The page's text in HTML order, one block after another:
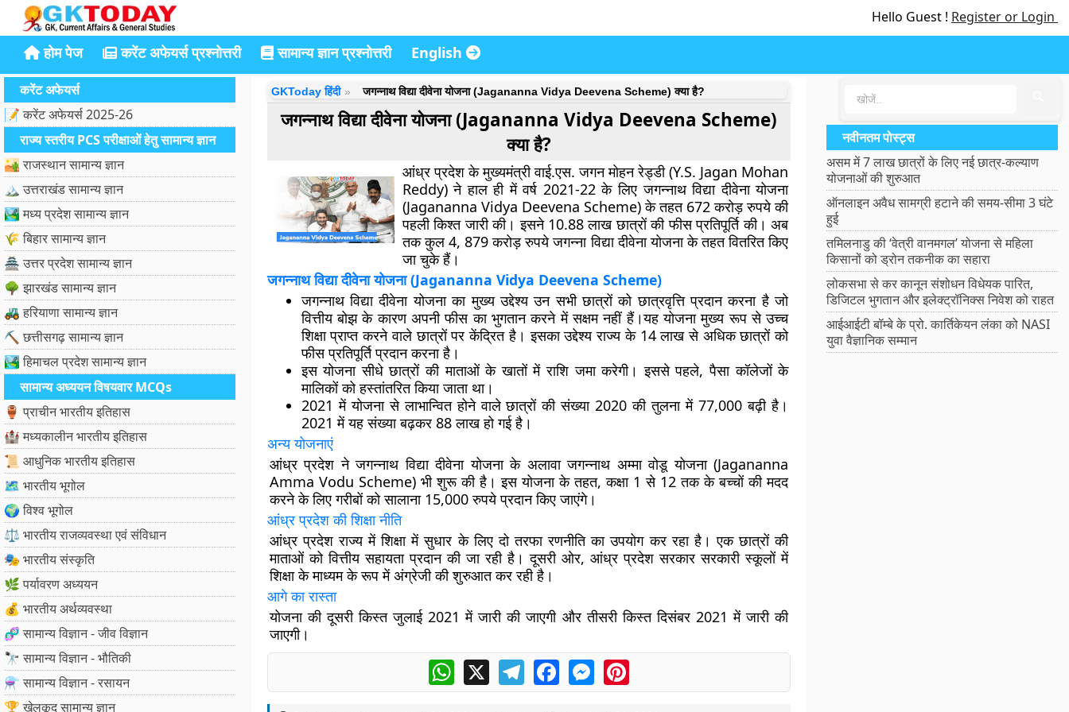
Hello Guest ! Register or Login
होम पेज करेंट अफेयर्स प्रश्नोत्तरी सामान्य ज्ञान प्रश्नोत्तरी English
करेंट अफेयर्स
📝 करेंट अफेयर्स 2025-26
राज्य स्तरीय PCS परीक्षाओं हेतु सामान्य ज्ञान
🏜️ राजस्थान सामान्य ज्ञान
🏔️ उत्तराखंड सामान्य ज्ञान
🏞️ मध्य प्रदेश सामान्य ज्ञान
🌾 बिहार सामान्य ज्ञान
🏯 उत्तर प्रदेश सामान्य ज्ञान
🌳 झारखंड सामान्य ज्ञान
🚜 हरियाणा सामान्य ज्ञान
⛏️ छत्तीसगढ़ सामान्य ज्ञान
🏞️ हिमाचल प्रदेश सामान्य ज्ञान
सामान्य अध्ययन विषयवार MCQs
🏺 प्राचीन भारतीय इतिहास
🏰 मध्यकालीन भारतीय इतिहास
📜 आधुनिक भारतीय इतिहास
🗺️ भारतीय भूगोल
🌍 विश्व भूगोल
⚖️ भारतीय राजव्यवस्था एवं संविधान
🎭 भारतीय संस्कृति
🌿 पर्यावरण अध्ययन
💰 भारतीय अर्थव्यवस्था
🧬 सामान्य विज्ञान - जीव विज्ञान
🔭 सामान्य विज्ञान - भौतिकी
⚗️ सामान्य विज्ञान - रसायन
🏆 खेलकूद सामान्य ज्ञान
GKToday हिंदी जगन्नाथ विद्या दीवेना योजना (Jagananna Vidya Deevena Scheme) क्या है?
जगन्नाथ विद्या दीवेना योजना (Jagananna Vidya Deevena Scheme)
क्या है?
आंध्र प्रदेश के मुख्यमंत्री वाई.एस. जगन मोहन रेड्डी (Y.S. Jagan Mohan
Reddy) ने हाल ही में वर्ष 2021-22 के लिए जगन्नाथ विद्या दीवेना योजना
(Jagananna Vidya Deevena Scheme) के तहत 672 करोड़ रुपये की
पहली किश्त जारी की। इसने 10.88 लाख छात्रों की फीस प्रतिपूर्ति की। अब
तक कुल 4, 879 करोड़ रुपये जगन्ना विद्या दीवेना योजना के तहत वितरित किए
जा चुके हैं।
जगन्नाथ विद्या दीवेना योजना (Jagananna Vidya Deevena Scheme)
जगन्नाथ विद्या दीवेना योजना का मुख्य उद्देश्य उन सभी छात्रों को छात्रवृत्ति प्रदान करना है जो
वित्तीय बोझ के कारण अपनी फीस का भुगतान करने में सक्षम नहीं हैं।यह योजना मुख्य रूप से उच्च
शिक्षा प्राप्त करने वाले छात्रों पर केंद्रित है। इसका उद्देश्य राज्य के 14 लाख से अधिक छात्रों को
फीस प्रतिपूर्ति प्रदान करना है।
इस योजना सीधे छात्रों की माताओं के खातों में राशि जमा करेगी। इससे पहले, पैसा कॉलेजों के
मालिकों को हस्तांतरित किया जाता था।
2021 में योजना से लाभान्वित होने वाले छात्रों की संख्या 2020 की तुलना में 77,000 बढ़ी है।
2021 में यह संख्या बढ़कर 88 लाख हो गई है।
अन्य योजनाएं
आंध्र प्रदेश ने जगन्नाथ विद्या दीवेना योजना के अलावा जगन्नाथ अम्मा वोडू योजना (Jagananna
Amma Vodu Scheme) भी शुरू की है। इस योजना के तहत, कक्षा 1 से 12 तक के बच्चों की मदद
करने के लिए गरीबों को सालाना 15,000 रुपये प्रदान किए जाएंगे।
आंध्र प्रदेश की शिक्षा नीति
आंध्र प्रदेश राज्य में शिक्षा में सुधार के लिए दो तरफा रणनीति का उपयोग कर रहा है। एक छात्रों की
माताओं को वित्तीय सहायता प्रदान की जा रही है। दूसरी ओर, आंध्र प्रदेश सरकार सरकारी स्कूलों में
शिक्षा के माध्यम के रूप में अंग्रेजी की शुरुआत कर रही है।
आगे का रास्ता
योजना की दूसरी किस्त जुलाई 2021 में जारी की जाएगी और तीसरी किस्त दिसंबर 2021 में जारी की
जाएगी।
WhatsApp
X TelegramFacebookMessengerPinterest
नवीनतम पोस्ट्स
असम में 7 लाख छात्रों के लिए नई छात्र-कल्याण
योजनाओं की शुरुआत
ऑनलाइन अवैध सामग्री हटाने की समय-सीमा 3 घंटे
हुई
तमिलनाडु की ‘वेत्री वानमगल’ योजना से महिला
किसानों को ड्रोन तकनीक का सहारा
लोकसभा से कर कानून संशोधन विधेयक पारित,
डिजिटल भुगतान और इलेक्ट्रॉनिक्स निवेश को राहत
आईआईटी बॉम्बे के प्रो. कार्तिकेयन लंका को NASI
युवा वैज्ञानिक सम्मान